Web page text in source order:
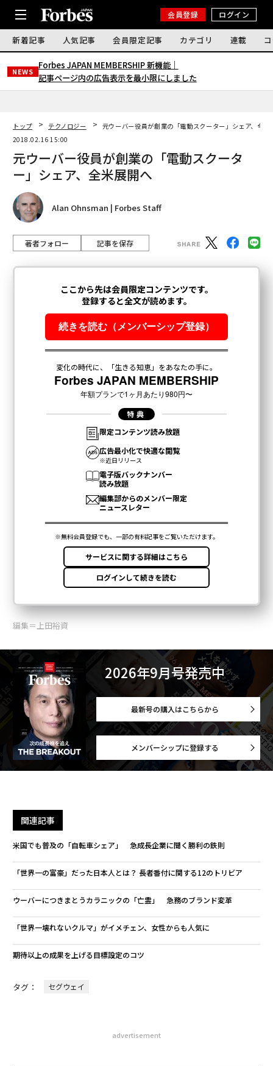
会員登録 ログイン
新着記事 人気記事 会員限定記事 カテゴリ 連載
NEWS
Forbes JAPAN MEMBERSHIP 新機能｜
記事ページ内の広告表示を最小限にしました
トップ テクノロジー
元ウーバー役員が創業の「電動スクーター」シェア、全米
2018.02.16 15:00
元ウーバー役員が創業の「電動スクータ
ー」シェア、全米展開へ
Alan Ohnsman | Forbes Staff
著者フォロー 記事を保存
編集＝上田裕資
2026年9月号発売中
最新号の購入はこちらから
メンバーシップに登録する
関連記事
米国でも普及の「自転車シェア」 急成長企業に聞く勝利の鉄則
「世界一の富豪」だった日本人とは？ 長者番付に関する12のトリビア
ウーバーにつきまとうカラニックの「亡霊」 急務のブランド変革
「世界一壊れないクルマ」がイメチェン、女性からも人気に
期待以上の成果を上げる目標設定のコツ
タグ： セグウェイ
advertisement